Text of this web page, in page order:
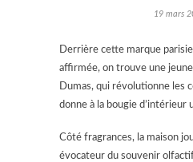
19 mars
Derrière cette marque
affirmée, on trouve une
Dumas, qui révolutionne les
donne à la bougie d’intérieur
Côté fragrances, la maison
évocateur du souvenir